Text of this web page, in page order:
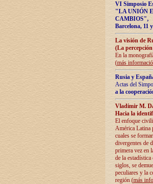
VI Simposio
"LA UNIÓN
CAMBIOS",
Barcelona, 11
La visión de
(La
En la
(más
Rusia y
Actas del
a la
Vladímir M.
Hacia la
El enfoque
América Latina
cuales se
divergentes de
primera vez en
de la
siglos, se
peculiares y la
región (más